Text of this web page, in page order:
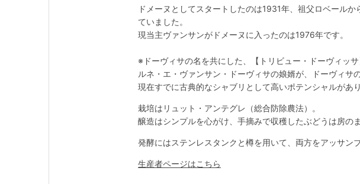
ドメーヌとしてスタートしたのは1931年、祖父ロベール
ていました。
現当主ヴァンサンがドメーヌに入ったのは1976年です。
※ドーヴィサの名を共にした、【トリビュー・ドーヴィッサ
ルネ・エ・ヴァンサン・ドーヴィサの娘婿が、ドーヴィサ
現在すでに古典的なシャブリとして高いポテンシャルがあ
栽培はリュット・アンテグレ（総合防除農法）。
醸造はシンプルを心がけ、手摘みで収穫したぶどうは房の
発酵にはステンレスタンクと樽を用いて、両方をアッサン
生産者ページはこちら